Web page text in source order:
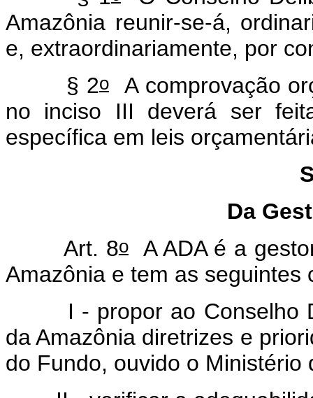
Amazônia reunir-se-á,
e, extraordinariamente, por
§ 2oA comprovação
no inciso III deverá ser
específica em leis
Da
Art. 8o
A ADA é a
Amazônia e tem as seguintes
I - propor ao Conselho
da Amazônia diretrizes e
do Fundo, ouvido o Ministério